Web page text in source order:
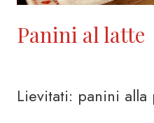
Panini al latte
Lievitati: panini